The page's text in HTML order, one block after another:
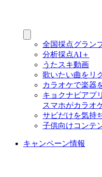
全国採点グラン
分析採点AI＋
うたスキ動画
歌いたい曲をリ
カラオケで楽器
キョクナビアプリ
スマホがカラオ
サビだけを気持
子供向けコンテ
キャンペーン情報